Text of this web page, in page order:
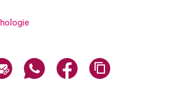
Seite über E-Mail teilen
Seite über WhatsApp teilen
Seite über Facebook